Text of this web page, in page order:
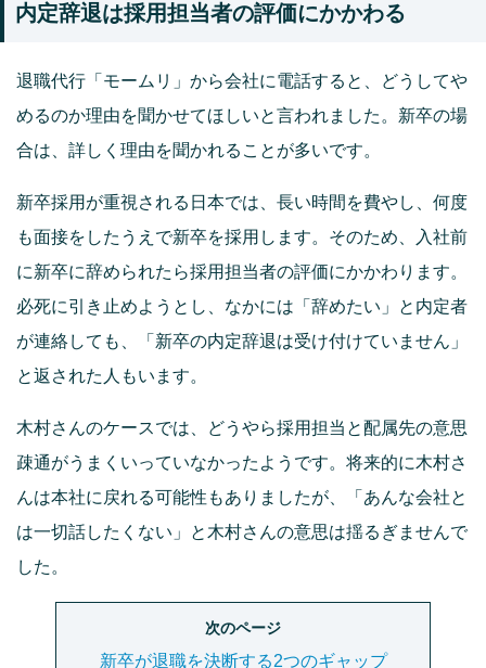
内定辞退は採用担当者の評価にかかわる
退職代行「モームリ」から会社に電話すると、どうしてや
めるのか理由を聞かせてほしいと言われました。新卒の場
合は、詳しく理由を聞かれることが多いです。
新卒採用が重視される日本では、長い時間を費やし、何度
も面接をしたうえで新卒を採用します。そのため、入社前
に新卒に辞められたら採用担当者の評価にかかわります。
必死に引き止めようとし、なかには「辞めたい」と内定者
が連絡しても、「新卒の内定辞退は受け付けていません」
と返された人もいます。
木村さんのケースでは、どうやら採用担当と配属先の意思
疎通がうまくいっていなかったようです。将来的に木村さ
んは本社に戻れる可能性もありましたが、「あんな会社と
は一切話したくない」と木村さんの意思は揺るぎませんで
した。
次のページ
新卒が退職を決断する2つのギャップ